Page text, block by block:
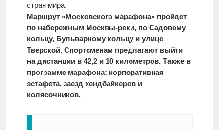
стран мира.
Маршрут «Московского марафона» пройдет
по набережным Москвы-реки, по Садовому
кольцу, Бульварному кольцу и улице
Тверской. Спортсменам предлагают выйти
на дистанции в 42,2 и 10 километров. Также в
программе марафона: корпоративная
эстафета, заезд хендбайкеров и
колясочников.